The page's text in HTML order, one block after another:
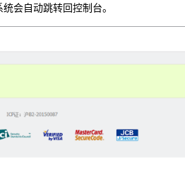
会自动跳转回控制台。